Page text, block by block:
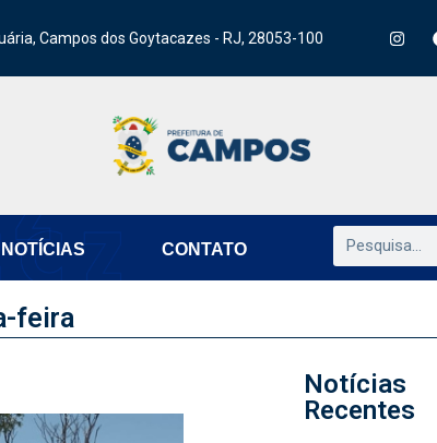
Campos dos Goytacazes - RJ, 28053-100
NOTÍCIAS CONTATO
feira
Notícias
Recentes